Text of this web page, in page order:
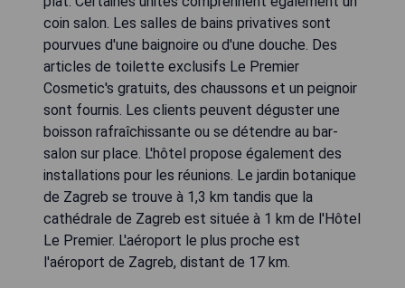
coin salon. Les salles de bains privatives sont
pourvues d'une baignoire ou d'une douche. Des
articles de toilette exclusifs Le Premier
Cosmetic's gratuits, des chaussons et un peignoir
sont fournis. Les clients peuvent déguster une
boisson rafraîchissante ou se détendre au bar-
salon sur place. L'hôtel propose également des
installations pour les réunions. Le jardin botanique
de Zagreb se trouve à 1,3 km tandis que la
cathédrale de Zagreb est située à 1 km de l'Hôtel
Le Premier. L'aéroport le plus proche est
l'aéroport de Zagreb, distant de 17 km.